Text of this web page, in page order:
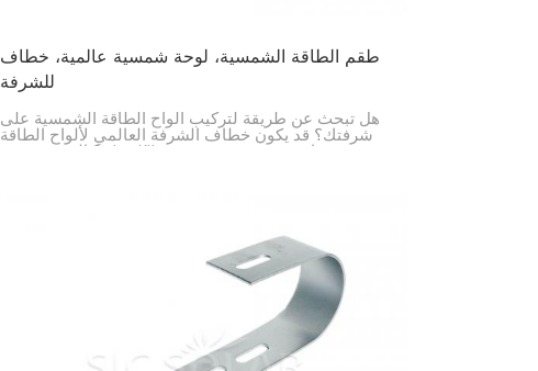
طقم الطاقة الشمسية، لوحة شمسية عالمية، خطاف
للشرفة
هل تبحث عن طريقة لتركيب ألواح الطاقة الشمسية على
شرفتك؟ قد يكون خطاف الشرفة العالمي لألواح الطاقة